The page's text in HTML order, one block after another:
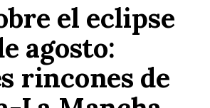
el eclipse
agosto:
rincones de